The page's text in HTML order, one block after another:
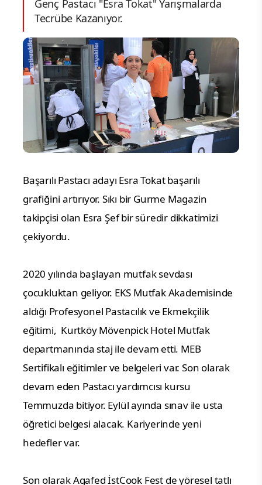
Genç Pastacı "Esra Tokat" Yarışmalarda
Tecrübe Kazanıyor.
Başarılı Pastacı adayı Esra Tokat başarılı
grafiğini artırıyor. Sıkı bir Gurme Magazin
takipçisi olan Esra Şef bir süredir dikkatimizi
çekiyordu.
2020 yılında başlayan mutfak sevdası
çocukluktan geliyor. EKS Mutfak Akademisinde
aldığı Profesyonel Pastacılık ve Ekmekçilik
eğitimi, Kurtköy Mövenpick Hotel Mutfak
departmanında staj ile devam etti. MEB
Sertifikalı eğitimler ve belgeleri var. Son olarak
devam eden Pastacı yardımcısı kursu
Temmuzda bitiyor. Eylül ayında sınav ile usta
öğretici belgesi alacak. Kariyerinde yeni
hedefler var.
Son olarak Agafed İstCook Fest de yöresel tatlı